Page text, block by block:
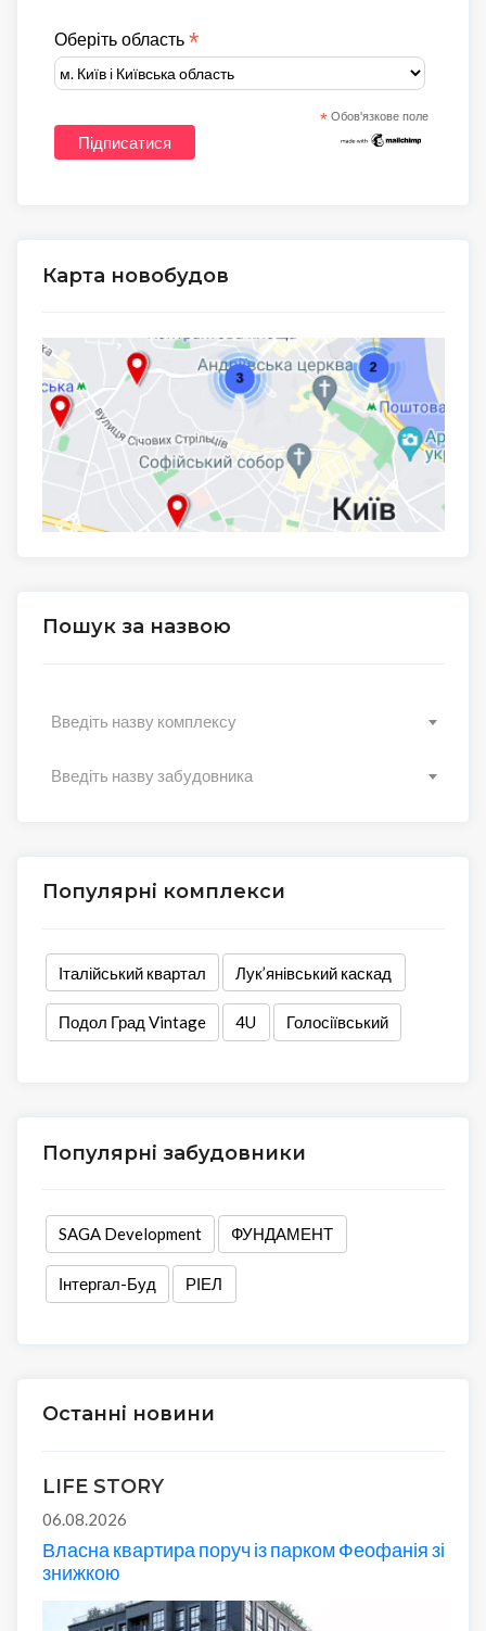
Оберіть область *
* Обов'язкове поле
Карта новобудов
Пошук за назвою
Введіть назву комплексу
Введіть назву забудовника
Популярні комплекси
Італійський квартал Лук’янівський каскад
Подол Град Vintage 4U Голосіївський
Популярні забудовники
SAGA Development ФУНДАМЕНТ
Інтергал-Буд РІЕЛ
Останні новини
LIFE STORY
06.08.2026
Власна квартира поруч із парком Феофанія зі
знижкою